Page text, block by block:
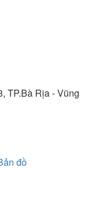
TP.Bà Rịa - Vũng
đồ